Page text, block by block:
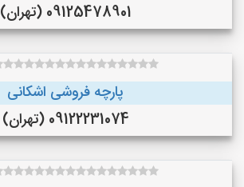
09125478901 (تهران)
پارچه فروشی اشکانی
09122231074 (تهران)